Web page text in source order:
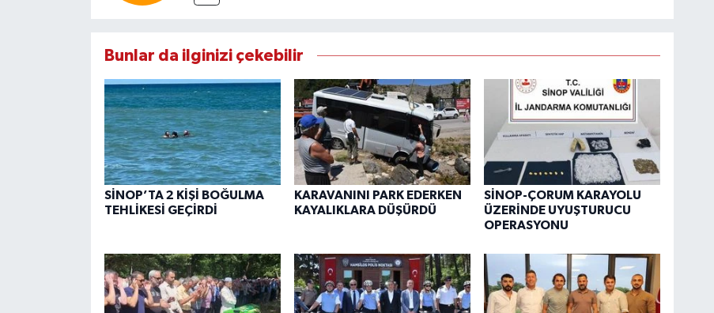
Bunlar da ilginizi çekebilir
SİNOP’TA 2 KİŞİ BOĞULMA
TEHLİKESİ GEÇİRDİ
KARAVANINI PARK EDERKEN
KAYALIKLARA DÜŞÜRDÜ
SİNOP-ÇORUM KARAYOLU
ÜZERİNDE UYUŞTURUCU
OPERASYONU